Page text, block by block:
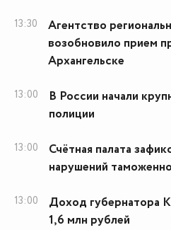
13:30
Агентство
возобновило прием
Архангельске
13:00
В России начали
полиции
13:00
Счётная палата
нарушений
13:00
Доход губернатора
1,6 млн рублей